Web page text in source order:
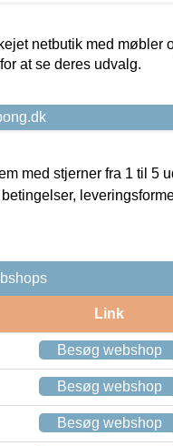
netbutik med møbler
at se deres udvalg.
med stjerner fra 1 til 5
Link
Besøg webshop
Besøg webshop
Besøg webshop